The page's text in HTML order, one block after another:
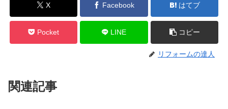
X Facebook はてブ
Pocket LINE コピー
リフォームの達人
関連記事